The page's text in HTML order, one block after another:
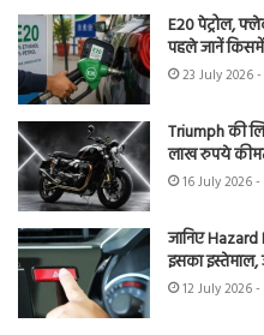
E20 पेट्रोल,
पहले जानें किसमें
23 July 2026 -
Triumph की
लाख रुपये
16 July 2026 -
जानिए
इसका इस्तेमाल,
12 July 2026 -